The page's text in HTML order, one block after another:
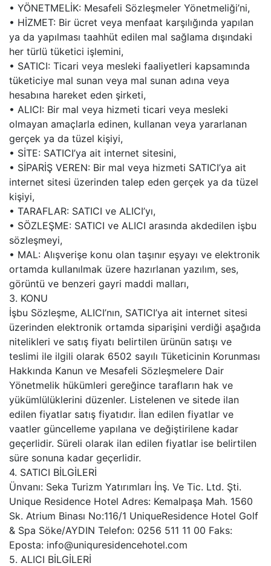
• YÖNETMELİK: Mesafeli Sözleşmeler Yönetmeliği’ni,
• HİZMET: Bir ücret veya menfaat karşılığında yapılan
ya da yapılması taahhüt edilen mal sağlama dışındaki
her türlü tüketici işlemini,
• SATICI: Ticari veya mesleki faaliyetleri kapsamında
tüketiciye mal sunan veya mal sunan adına veya
hesabına hareket eden şirketi,
• ALICI: Bir mal veya hizmeti ticari veya mesleki
olmayan amaçlarla edinen, kullanan veya yararlanan
gerçek ya da tüzel kişiyi,
• SİTE: SATICI’ya ait internet sitesini,
• SİPARİŞ VEREN: Bir mal veya hizmeti SATICI’ya ait
internet sitesi üzerinden talep eden gerçek ya da tüzel
kişiyi,
• TARAFLAR: SATICI ve ALICI’yı,
• SÖZLEŞME: SATICI ve ALICI arasında akdedilen işbu
sözleşmeyi,
• MAL: Alışverişe konu olan taşınır eşyayı ve elektronik
ortamda kullanılmak üzere hazırlanan yazılım, ses,
görüntü ve benzeri gayri maddi malları,
3. KONU
İşbu Sözleşme, ALICI’nın, SATICI’ya ait internet sitesi
üzerinden elektronik ortamda siparişini verdiği aşağıda
nitelikleri ve satış fiyatı belirtilen ürünün satışı ve
teslimi ile ilgili olarak 6502 sayılı Tüketicinin Korunması
Hakkında Kanun ve Mesafeli Sözleşmelere Dair
Yönetmelik hükümleri gereğince tarafların hak ve
yükümlülüklerini düzenler. Listelenen ve sitede ilan
edilen fiyatlar satış fiyatıdır. İlan edilen fiyatlar ve
vaatler güncelleme yapılana ve değiştirilene kadar
geçerlidir. Süreli olarak ilan edilen fiyatlar ise belirtilen
süre sonuna kadar geçerlidir.
4. SATICI BİLGİLERİ
Ünvanı: Seka Turizm Yatırımları İnş. Ve Tic. Ltd. Şti.
Unique Residence Hotel Adres: Kemalpaşa Mah. 1560
Sk. Atrium Binası No:116/1 UniqueResidence Hotel Golf
& Spa Söke/AYDIN Telefon: 0256 511 11 00 Faks:
Eposta: info@uniquresidencehotel.com
5. ALICI BİLGİLERİ